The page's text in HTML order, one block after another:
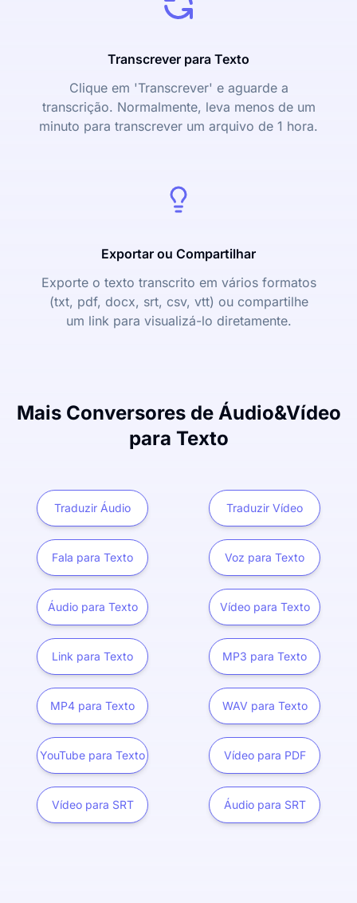
Transcrever para Texto
Clique em 'Transcrever' e aguarde a
transcrição. Normalmente, leva menos de um
minuto para transcrever um arquivo de 1 hora.
Exportar ou Compartilhar
Exporte o texto transcrito em vários formatos
(txt, pdf, docx, srt, csv, vtt) ou compartilhe
um link para visualizá-lo diretamente.
Mais Conversores de Áudio&Vídeo
para Texto
Traduzir Áudio Traduzir Vídeo
Fala para Texto Voz para Texto
Áudio para Texto Vídeo para Texto
Link para Texto MP3 para Texto
MP4 para Texto WAV para Texto
YouTube para Texto Vídeo para PDF
Vídeo para SRT Áudio para SRT